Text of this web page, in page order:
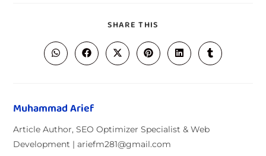
SHARE THIS
Muhammad Arief
Article Author, SEO Optimizer Specialist & Web
Development | ariefm281@gmail.com